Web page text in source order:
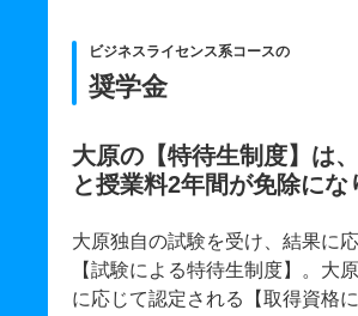
ビジネスライセンス系コースの
奨学金
大原の【特待生制度】は
と授業料2年間が免除にな
大原独自の試験を受け、結果に
【試験による特待生制度】。大
に応じて認定される【取得資格